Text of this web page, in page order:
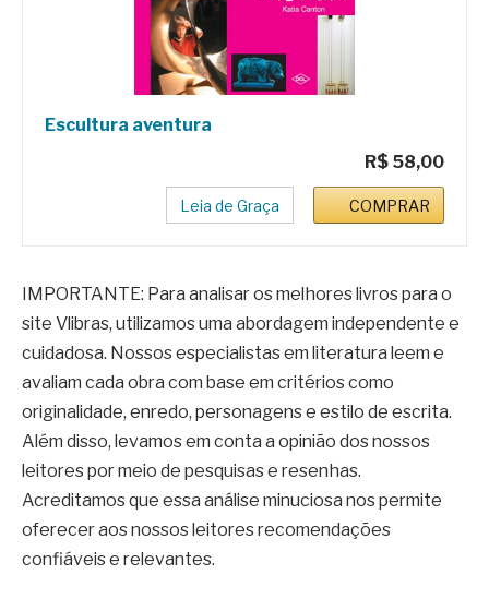
Escultura aventura
R$ 58,00
Leia de Graça COMPRAR
IMPORTANTE: Para analisar os melhores livros para o
site Vlibras, utilizamos uma abordagem independente e
cuidadosa. Nossos especialistas em literatura leem e
avaliam cada obra com base em critérios como
originalidade, enredo, personagens e estilo de escrita.
Além disso, levamos em conta a opinião dos nossos
leitores por meio de pesquisas e resenhas.
Acreditamos que essa análise minuciosa nos permite
oferecer aos nossos leitores recomendações
confiáveis e relevantes.